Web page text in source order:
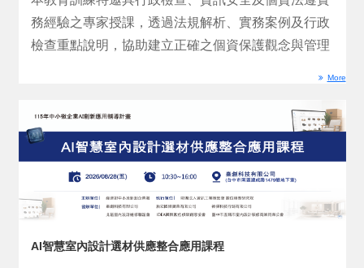
務經驗之專家授課，透過法規解析、實務案例及行政
檢查重點說明，協助建立正確之個資保護觀念與管理
More
AI智慧室內設計選材供應整合應用課程